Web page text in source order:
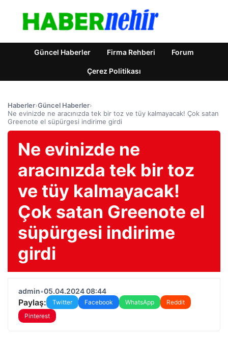
Güncel Haberler Firma Rehberi Forum
Çerez Politikası
Haberler›Güncel Haberler›
Ne evinizde ne aracınızda tek bir toz ve tüy kalmayacak! Çok satan
Greenote el süpürgesi indirime girdi
Ne evinizde ne
aracınızda tek bir toz
ve tüy kalmayacak!
Çok satan Greenote el
süpürgesi indirime
girdi
admin•05.04.2024 08:44
Paylaş: Twitter Facebook WhatsApp
Reddit
Pinterest